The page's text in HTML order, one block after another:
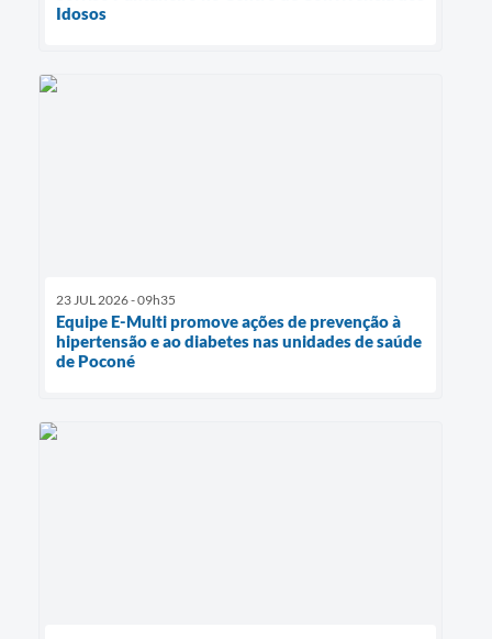
Idosos
23 JUL 2026 - 09h35
Equipe E-Multi promove ações de prevenção à
hipertensão e ao diabetes nas unidades de saúde
de Poconé